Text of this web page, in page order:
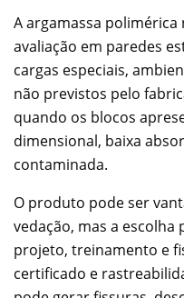
A argamassa
avaliação em paredes
cargas especiais,
não previstos pelo
quando os blocos
dimensional, baixa
contaminada.
O produto pode ser
vedação, mas a
projeto, treinamento e
certificado e